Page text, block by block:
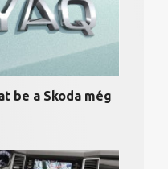
be a Skoda még